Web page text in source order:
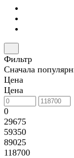
Фильтр
Сначала
Цена
Цена
0
29675
59350
89025
118700